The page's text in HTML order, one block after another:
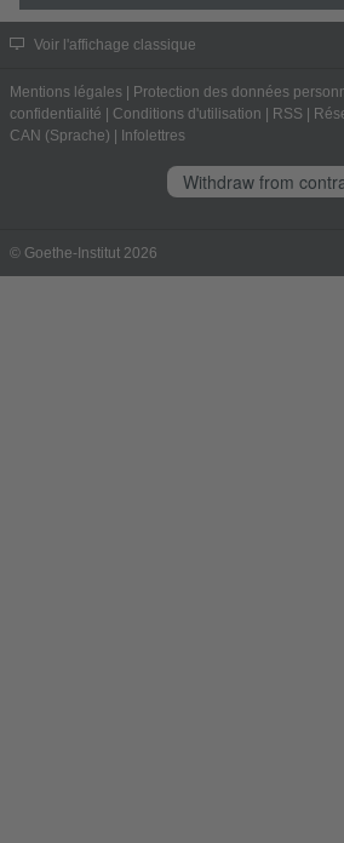
Voir l'affichage classique
Mentions légales | Protection des données
confidentialité | Conditions d'utilisation | RSS |
CAN (Sprache) | Infolettres
Withdraw from
© Goethe-Institut 2026